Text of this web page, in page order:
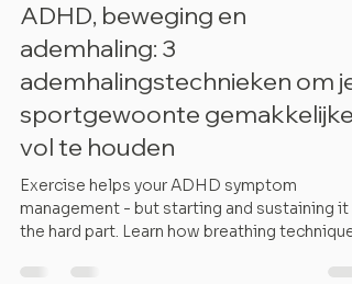
Martijn Stolker
5 minuten om te lezen
ADHD, beweging en
ademhalingstechnieken om je
sportgewoonte gemakkelijker
vol te houden